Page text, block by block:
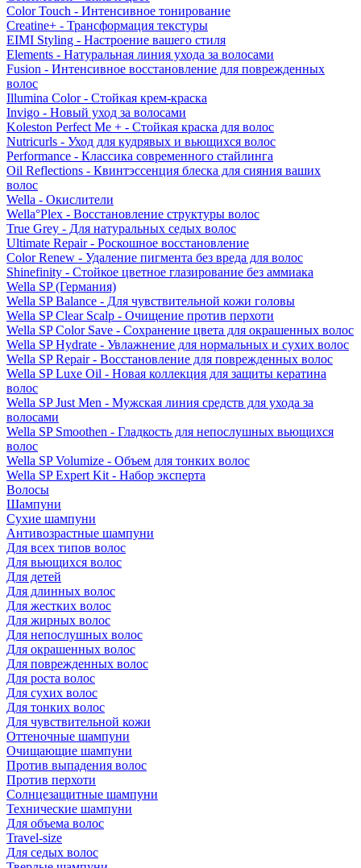
Color Touch - Интенсивное тонирование
Creatine+ - Трансформация текстуры
EIMI Styling - Настроение вашего стиля
Elements - Натуральная линия ухода за волосами
Fusion - Интенсивное восстановление для поврежденных
волос
Illumina Color - Стойкая крем-краска
Invigo - Новый уход за волосами
Koleston Perfect Me + - Стойкая краска для волос
Nutricurls - Уход для кудрявых и вьющихся волос
Performance - Классика современного стайлинга
Oil Reflections - Квинтэссенция блеска для сияния ваших
волос
Wella - Окислители
Wella°Plex - Восстановление структуры волос
True Grey - Для натуральных седых волос
Ultimate Repair - Роскошное восстановление
Color Renew - Удаление пигмента без вреда для волос
Shinefinity - Стойкое цветное глазирование без аммиака
Wella SP (Германия)
Wella SP Balance - Для чувствительной кожи головы
Wella SP Clear Scalp - Очищение против перхоти
Wella SP Color Save - Сохранение цвета для окрашенных волос
Wella SP Hydrate - Увлажнение для нормальных и сухих волос
Wella SP Repair - Восстановление для поврежденных волос
Wella SP Luxe Oil - Новая коллекция для защиты кератина
волос
Wella SP Just Men - Мужская линия средств для ухода за
волосами
Wella SP Smoothen - Гладкость для непослушных вьющихся
волос
Wella SP Volumize - Объем для тонких волос
Wella SP Expert Kit - Набор эксперта
Волосы
Шампуни
Сухие шампуни
Антивозрастные шампуни
Для всех типов волос
Для вьющихся волос
Для детей
Для длинных волос
Для жестких волос
Для жирных волос
Для непослушных волос
Для окрашенных волос
Для поврежденных волос
Для роста волос
Для сухих волос
Для тонких волос
Для чувствительной кожи
Оттеночные шампуни
Очищающие шампуни
Против выпадения волос
Против перхоти
Солнцезащитные шампуни
Технические шампуни
Для объема волос
Travel-size
Для седых волос